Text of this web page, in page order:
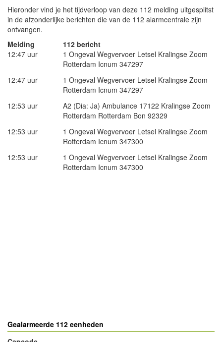
Hieronder vind je het tijdverloop van deze 112 melding uitgesplitst
in de afzonderlijke berichten die van de 112 alarmcentrale zijn
ontvangen.
Melding
112 bericht
12:47 uur
1 Ongeval Wegvervoer Letsel Kralingse Zoom
Rotterdam Icnum 347297
12:47 uur
1 Ongeval Wegvervoer Letsel Kralingse Zoom
Rotterdam Icnum 347297
12:53 uur
A2 (Dia: Ja) Ambulance 17122 Kralingse Zoom
Rotterdam Rotterdam Bon 92329
12:53 uur
1 Ongeval Wegvervoer Letsel Kralingse Zoom
Rotterdam Icnum 347300
12:53 uur
1 Ongeval Wegvervoer Letsel Kralingse Zoom
Rotterdam Icnum 347300
Gealarmeerde 112 eenheden